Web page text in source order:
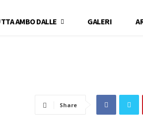
AMBO DALLE GALERI
Share